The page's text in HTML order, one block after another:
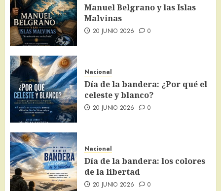
Manuel Belgrano y las Islas
Malvinas
20 JUNIO 2026 0
Nacional
Día de la bandera: ¿Por qué el
celeste y blanco?
20 JUNIO 2026 0
Nacional
Día de la bandera: los colores
de la libertad
20 JUNIO 2026 0